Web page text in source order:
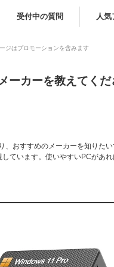
受付中の質問 人
ジはプロモーションを含みます
ーカーを教えてくだ
、おすすめのメーカーを知りた
ています。使いやすいPCがあれ